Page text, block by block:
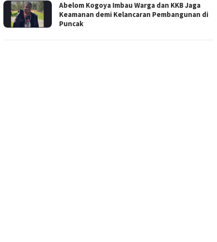
Abelom Kogoya Imbau Warga dan KKB Jaga
Keamanan demi Kelancaran Pembangunan di
Puncak